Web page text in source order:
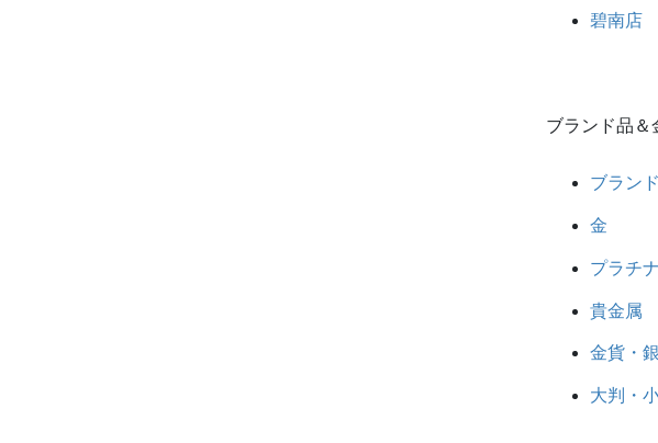
碧南店
ブランド品＆
ブラン
金
プラチナ
貴金属
金貨・
大判・